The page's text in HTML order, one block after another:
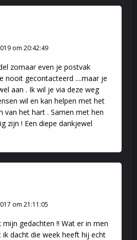
Willem
om 20:42:49
zomaar even je postvak
nooit gecontacteerd ....maar je
aan . Ik wil je via deze weg
wil en kan helpen met het
van het hart . Samen met hen
zijn ! Een diepe dankjewel
om 21:11:05
gedachten !! Wat er in men
dacht die week heeft hij echt